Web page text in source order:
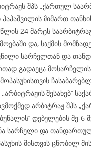
შპს „ქართულ
პაპაშვილის მიმართ
24 მარტს
და, საქმის
სარჩელთან და
გადაეცა მოსარჩელის
შესახებ’’
არბიტრაჟ შპს
დებულების მე-6
სარჩელი და
მისთვის ცნობილ